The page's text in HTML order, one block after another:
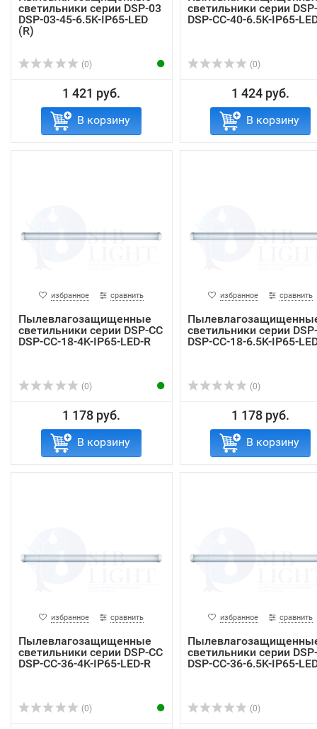
светильники серии DSP-03
DSP-03-45-6.5K-IP65-LED
(R)
(0)
1 421 руб.
В корзину
светильники серии
DSP-CC-40-6.5K-IP65-
(0)
1 424 руб.
В корзину
избранное сравнить
Пылевлагозащищенные
светильники серии DSP-CC
DSP-CC-18-4K-IP65-LED-R
(0)
1 178 руб.
В корзину
избранное сравнить
светильники серии
DSP-CC-18-6.5K-IP65-
(0)
1 178 руб.
В корзину
избранное сравнить
Пылевлагозащищенные
светильники серии DSP-CC
DSP-CC-36-4K-IP65-LED-R
(0)
избранное сравнить
светильники серии
DSP-CC-36-6.5K-IP65-
(0)